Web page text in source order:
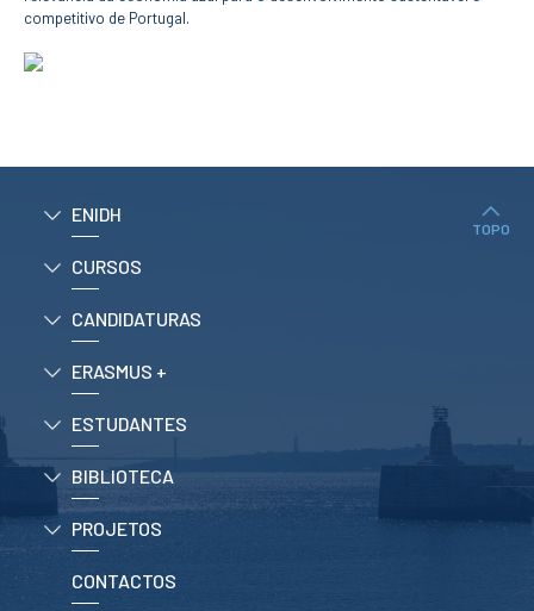
Licenciaturas
Estudantes
ERASMUS +
Erasmus
ESTUDANTES
Informação
Académica
Ação Social
Desporto Escolar
Apoio ao
Estudante
Guia do
Estudante
Projetos
competitivo de Portugal.
ENIDH
CURSOS
CANDIDATURAS
ERASMUS +
ESTUDANTES
BIBLIOTECA
PROJETOS
CONTACTOS
TOPO